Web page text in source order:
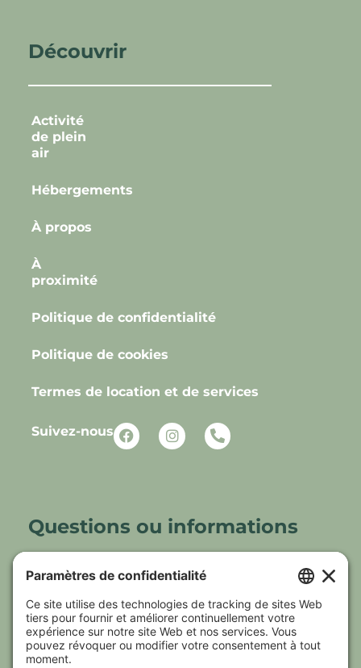
Découvrir
Activité
de plein
air
Hébergements
À propos
À
proximité
Politique de confidentialité
Politique de cookies
Termes de location et de services
Suivez-nous
Questions ou informations
N’hésitez pas à communiquer avec un des
membres de notre équipe qui se fera un
plaisir de répondre à vos questions.
(819) 701-6598